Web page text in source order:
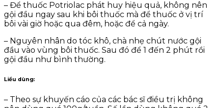
– Để thuốc Potriolac phát huy hiệu quả, không nên
gội đầu ngay sau khi bôi thuốc mà để thuốc ở vị trí
bôi vài giờ hoặc qua đêm, hoặc để cả ngày.
– Nguyên nhân do tóc khô, chà nhẹ chút nước gội
đầu vào vùng bôi thuốc. Sau đó để 1 đến 2 phút rồi
gội đầu như bình thường.
Liều dùng:
– Theo sự khuyến cáo của các bác sĩ điều trị không